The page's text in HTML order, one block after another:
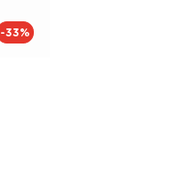
-33%